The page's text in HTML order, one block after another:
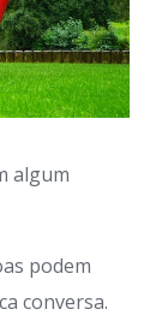
algum
podem
conversa.